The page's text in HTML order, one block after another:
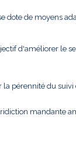
dote de moyens
d'améliorer le
pérennité du
mandante